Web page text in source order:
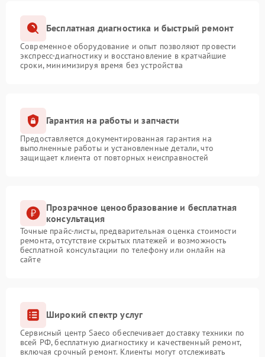
Бесплатная диагностика и быстрый ремонт
Современное оборудование и опыт позволяют провести
экспресс-диагностику и восстановление в кратчайшие
сроки, минимизируя время без устройства
Гарантия на работы и запчасти
Предоставляется документированная гарантия на
выполненные работы и установленные детали, что
защищает клиента от повторных неисправностей
Прозрачное ценообразование и бесплатная
консультация
Точные прайс-листы, предварительная оценка стоимости
ремонта, отсутствие скрытых платежей и возможность
бесплатной консультации по телефону или онлайн на
сайте
Широкий спектр услуг
Сервисный центр Saeco обеспечивает доставку техники по
всей РФ, бесплатную диагностику и качественный ремонт,
включая срочный ремонт. Клиенты могут отслеживать